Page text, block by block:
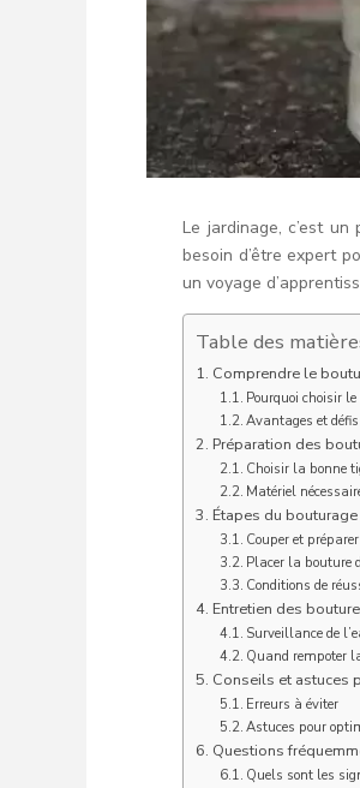
Le jardinage, c’est
besoin d’être expert
un voyage
Table des
Comprendre le
Pourquoi choisir
Avantages et
Préparation des
Choisir la bonne
Matériel
Étapes du
Couper et
Placer la bouture
Conditions de
Entretien des
Surveillance de
Quand rempoter
Conseils et astuces
Erreurs à éviter
Astuces pour
Questions
Quels sont les